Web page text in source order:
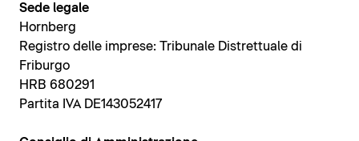
Sede legale
Hornberg
Registro delle imprese: Tribunale Distrettuale di
Friburgo
HRB 680291
Partita IVA DE143052417